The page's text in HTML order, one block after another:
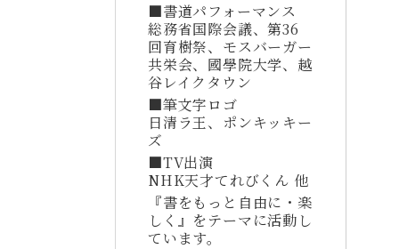
■書道パフォーマンス
総務省国際会議、第36
回育樹祭、モスバーガー
共栄会、國學院大学、越
谷レイクタウン
■筆文字ロゴ
日清ラ王、ポンキッキー
ズ
■TV出演
NHK天才てれびくん 他
『書をもっと自由に・楽
しく』をテーマに活動し
ています。